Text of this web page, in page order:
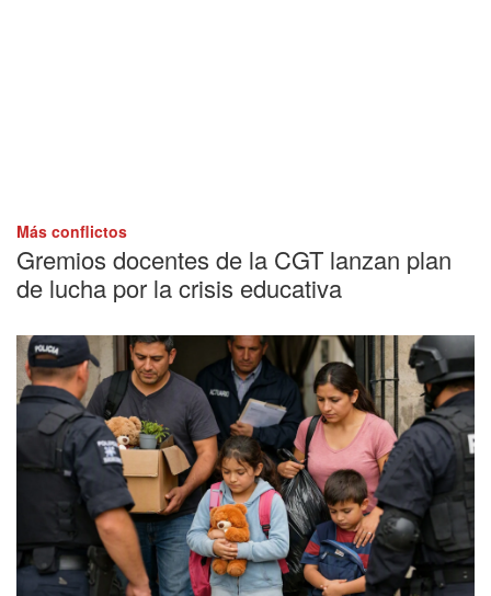
Más conflictos
Gremios docentes de la CGT lanzan plan
de lucha por la crisis educativa